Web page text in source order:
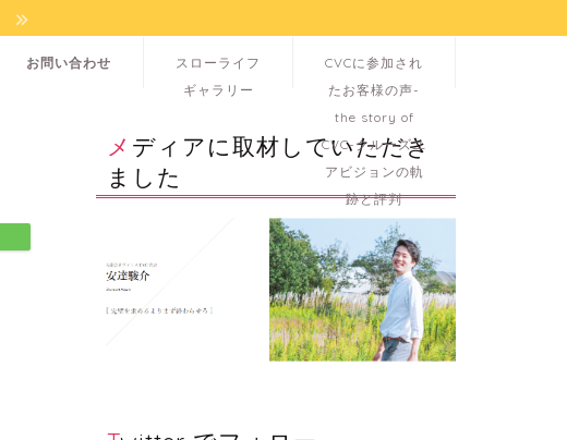
お問い合わせ
スローライフ
ギャラリー
CVCに参加され
たお客様の声-
the story of
CVC-クルーズユ
アビジョンの軌
跡と評判
メディアに取材していただき
ました